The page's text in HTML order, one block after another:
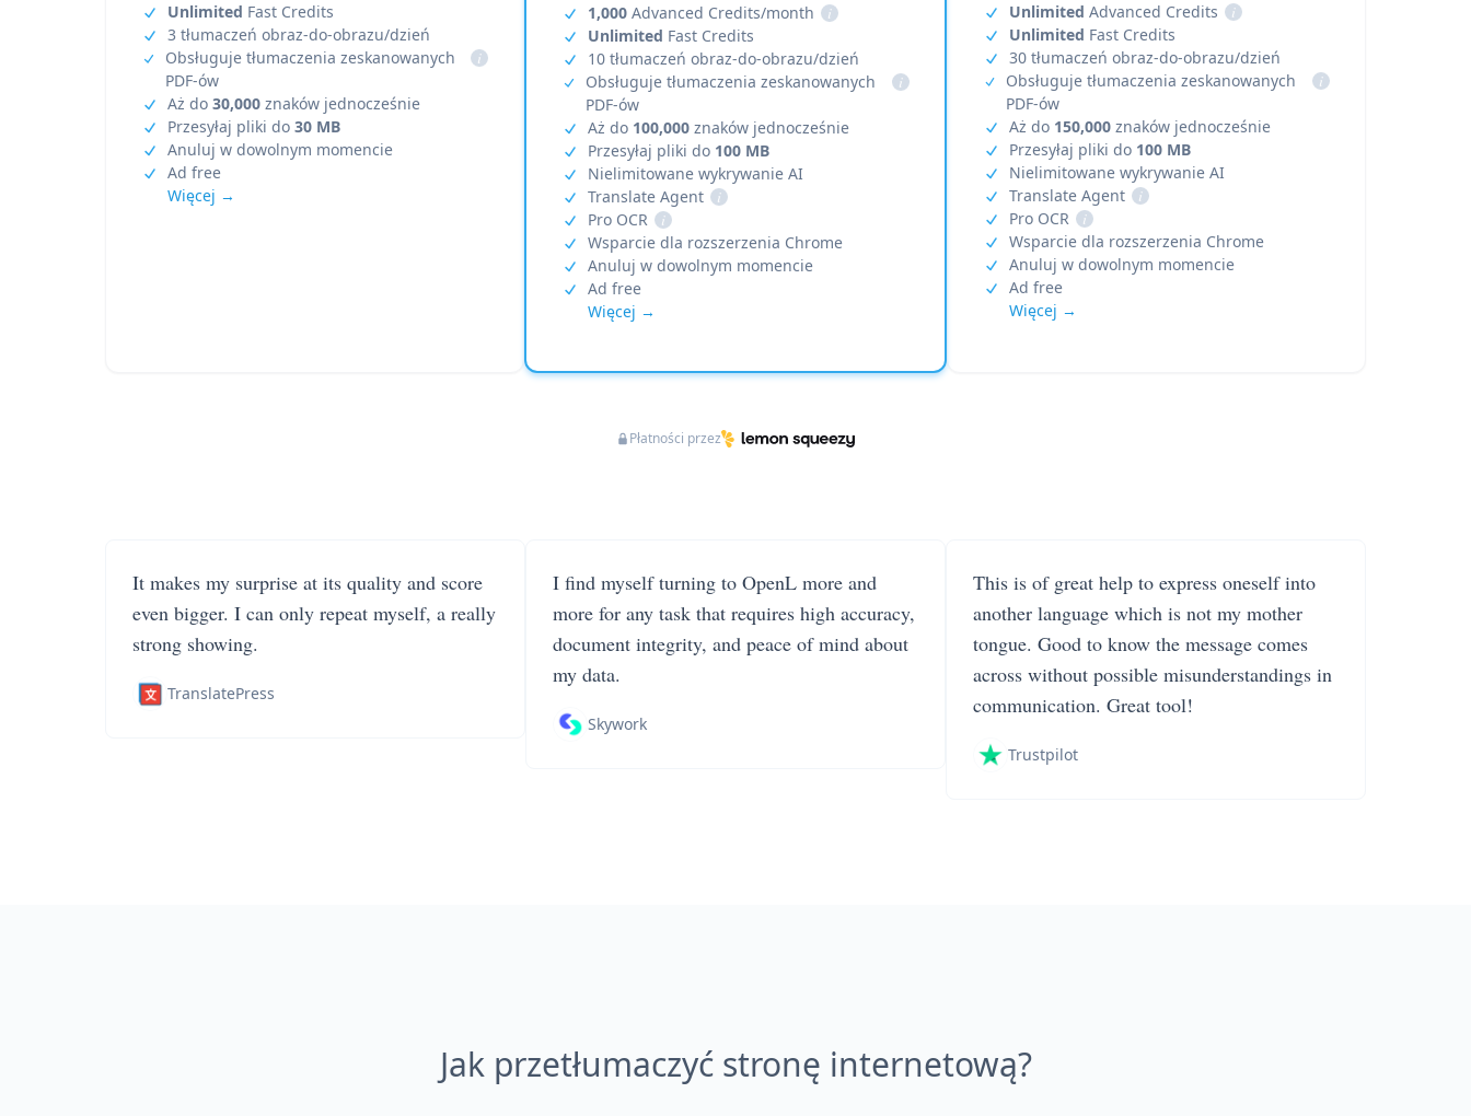
Unlimited Fast Credits
3 tłumaczeń obraz-do-obrazu/dzień
Obsługuje tłumaczenia zeskanowanych
PDF-ów
i
Aż do 30,000 znaków jednocześnie
Przesyłaj pliki do 30 MB
Anuluj w dowolnym momencie
Ad free
Więcej →
1,000 Advanced Credits/month
i
Unlimited Fast Credits
10 tłumaczeń obraz-do-obrazu/dzień
Obsługuje tłumaczenia zeskanowanych
PDF-ów
i
Aż do 100,000 znaków jednocześnie
Przesyłaj pliki do 100 MB
Nielimitowane wykrywanie AI
Translate Agent
i
Pro OCR
i
Wsparcie dla rozszerzenia Chrome
Anuluj w dowolnym momencie
Ad free
Więcej →
Unlimited Advanced Credits
i
Unlimited Fast Credits
30 tłumaczeń obraz-do-obrazu/dzień
Obsługuje tłumaczenia zeskanowanych
PDF-ów
i
Aż do 150,000znaków jednocześnie
Przesyłaj pliki do 100 MB
Nielimitowane wykrywanie AI
Translate Agent
i
Pro OCR
i
Wsparcie dla rozszerzenia Chrome
Anuluj w dowolnym momencie
Ad free
Więcej →
Płatności przez
It makes my surprise at its quality and score
even bigger. I can only repeat myself, a really
strong showing.
TranslatePress
I find myself turning to OpenL more and
more for any task that requires high accuracy,
document integrity, and peace of mind about
my data.
Skywork
This is of great help to express oneself into
another language which is not my mother
tongue. Good to know the message comes
across without possible misunderstandings in
communication. Great tool!
Trustpilot
Jak przetłumaczyć stronę internetową?